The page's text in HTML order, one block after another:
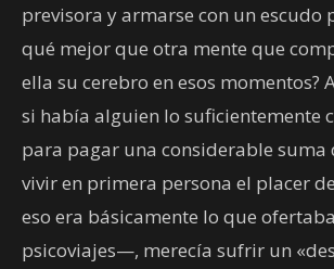
previsora y armarse con un escudo
qué mejor que otra mente que
ella su cerebro en esos momentos?
si había alguien lo suficientemente
para pagar una considerable suma
vivir en primera persona el placer
eso era básicamente lo que
psicoviajes—, merecía sufrir un